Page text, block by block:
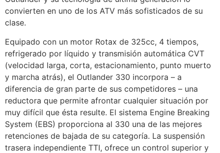
convierten en uno de los ATV más sofisticados de su
clase.
Equipado con un motor Rotax de 325cc, 4 tiempos,
refrigerado por líquido y transmisión automática CVT
(velocidad larga, corta, estacionamiento, punto muerto
y marcha atrás), el Outlander 330 incorpora – a
diferencia de gran parte de sus competidores – una
reductora que permite afrontar cualquier situación por
muy difícil que ésta resulte. El sistema Engine Breaking
System (EBS) proporciona al 330 una de las mejores
retenciones de bajada de su categoría. La suspensión
trasera independiente TTI, ofrece un control superior y